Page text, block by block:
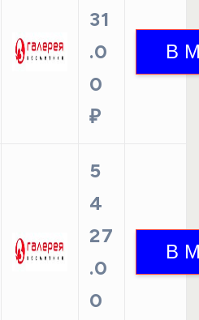
31
.0
0
₽
5
4
27
.0
0